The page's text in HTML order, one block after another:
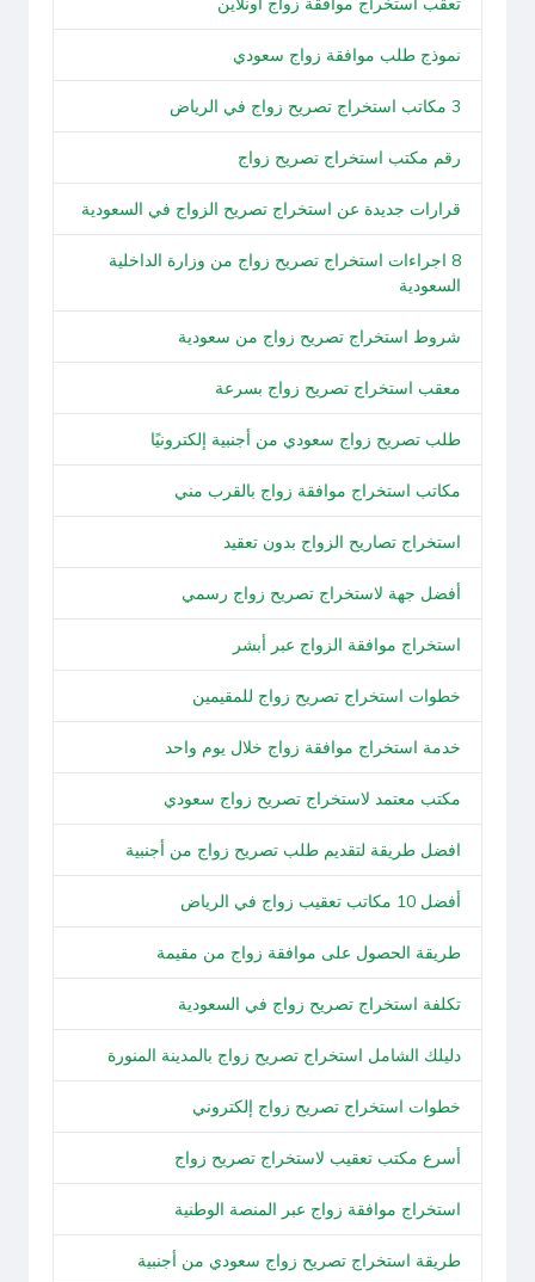
نموذج طلب موافقة زواج سعودي
3 مكاتب استخراج تصريح زواج في الرياض
رقم مكتب استخراج تصريح زواج
قرارات جديدة عن استخراج تصريح الزواج في السعودية
8 اجراءات استخراج تصريح زواج من وزارة الداخلية
السعودية
شروط استخراج تصريح زواج من سعودية
معقب استخراج تصريح زواج بسرعة
طلب تصريح زواج سعودي من أجنبية إلكترونيًا
مكاتب استخراج موافقة زواج بالقرب مني
استخراج تصاريح الزواج بدون تعقيد
أفضل جهة لاستخراج تصريح زواج رسمي
استخراج موافقة الزواج عبر أبشر
خطوات استخراج تصريح زواج للمقيمين
خدمة استخراج موافقة زواج خلال يوم واحد
مكتب معتمد لاستخراج تصريح زواج سعودي
افضل طريقة لتقديم طلب تصريح زواج من أجنبية
أفضل 10 مكاتب تعقيب زواج في الرياض
طريقة الحصول على موافقة زواج من مقيمة
تكلفة استخراج تصريح زواج في السعودية
دليلك الشامل استخراج تصريح زواج بالمدينة المنورة
خطوات استخراج تصريح زواج إلكتروني
أسرع مكتب تعقيب لاستخراج تصريح زواج
استخراج موافقة زواج عبر المنصة الوطنية
طريقة استخراج تصريح زواج سعودي من أجنبية